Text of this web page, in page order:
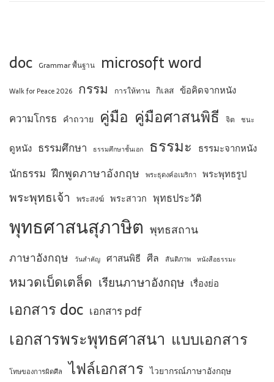
doc Grammar พื้นฐาน microsoft word
Walk for Peace 2026 กรรม การให้ทาน กิเลส ข้อคิดจากหนัง
ความโกรธ คำถวาย คู่มือ คู่มือศาสนพิธี จิต ชนะ
ดูหนัง ธรรมศึกษา ธรรมศึกษาชั้นเอก ธรรมะ ธรรมะจากหนัง
นักธรรม ฝึกพูดภาษาอังกฤษ พระธุดงค์อเมริกา พระพุทธรูป
พระพุทธเจ้า พระสงฆ์ พระสาวก พุทธประวัติ
พุทธศาสนสุภาษิต พุทธสถาน
ภาษาอังกฤษ วันสำคัญ ศาสนพิธี ศีล สันติภาพ หนังสือธรรมะ
หมวดเบ็ดเตล็ด เรียนภาษาอังกฤษ เรื่องย่อ
เอกสาร doc เอกสาร pdf
เอกสารพระพุทธศาสนา แบบเอกสาร
โทษของการผิดศีล ไฟล์เอกสาร ไวยากรณ์ภาษาอังกฤษ